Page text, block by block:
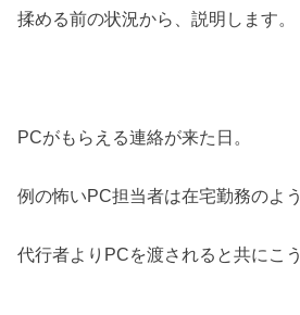
揉める前の状況から、説明します。
PCがもらえる連絡が来た日。
例の怖いPC担当者は在宅勤務のよう
代行者よりPCを渡されると共にこ